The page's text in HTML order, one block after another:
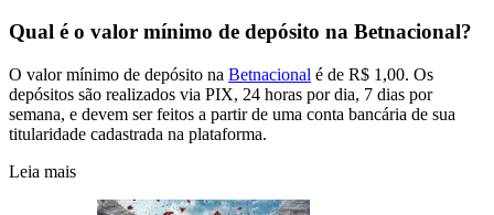
Qual é o valor mínimo de depósito na Betnacional?
O valor mínimo de depósito na Betnacional é de R$ 1,00. Os
depósitos são realizados via PIX, 24 horas por dia, 7 dias por
semana, e devem ser feitos a partir de uma conta bancária de sua
titularidade cadastrada na plataforma.
Leia mais